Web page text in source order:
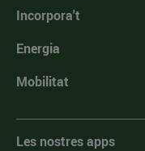
Incorpora't
Energia
Mobilitat
Les nostres apps